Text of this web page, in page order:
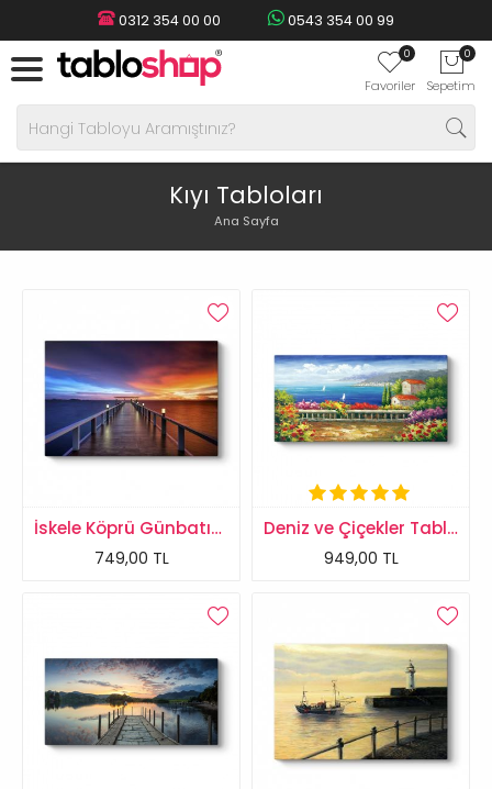
0312 354 00 00 0543 354 00 99
0
Favoriler
0
Sepetim
Kıyı Tabloları
Ana Sayfa
İskele Köprü Günbatımı Tablosu
749,00 TL
Deniz ve Çiçekler Tablosu
949,00 TL